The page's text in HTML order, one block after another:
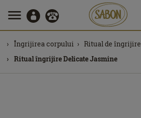
Îngrijirea corpului
Ritual de îngrijire
Ritual îngrijire Delicate Jasmine